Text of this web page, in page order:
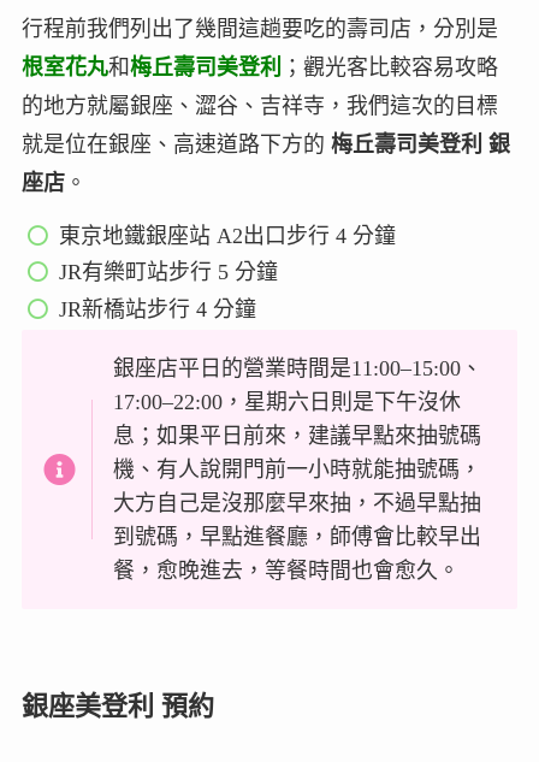
行程前我們列出了幾間這趟要吃的壽司店，分別是
根室花丸和梅丘壽司美登利 ；觀光客比較容易攻略
的地方就屬銀座、澀谷、吉祥寺，我們這次的目標
就是位在銀座、高速道路下方的 梅丘壽司美登利 銀
座店。
東京地鐵銀座站 A2出口步行 4 分鐘
JR有樂町站步行 5 分鐘
JR新橋站步行 4 分鐘
銀座店平日的營業時間是11:00–15:00、
17:00–22:00，星期六日則是下午沒休
息；如果平日前來，建議早點來抽號碼
機、有人說開門前一小時就能抽號碼，
大方自己是沒那麼早來抽，不過早點抽
到號碼，早點進餐廳，師傅會比較早出
餐，愈晚進去，等餐時間也會愈久。
銀座美登利 預約